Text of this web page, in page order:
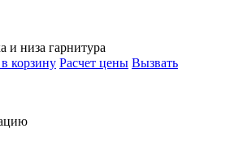
и низа гарнитура
корзину Расчет цены Вызвать